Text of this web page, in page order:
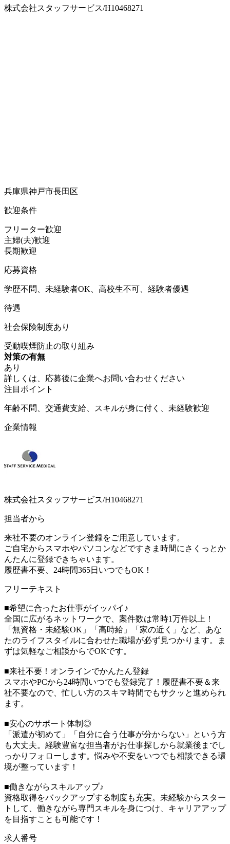
株式会社スタッフサービス/H10468271
兵庫県神戸市長田区
歓迎条件
フリーター歓迎
主婦(夫)歓迎
長期歓迎
応募資格
学歴不問、未経験者OK、高校生不可、経験者優遇
待遇
社会保険制度あり
受動喫煙防止の取り組み
対策の有無
あり
詳しくは、応募後に企業へお問い合わせください
注目ポイント
年齢不問、交通費支給、スキルが身に付く、未経験歓迎
企業情報
株式会社スタッフサービス/H10468271
担当者から
来社不要のオンライン登録をご用意しています。
ご自宅からスマホやパソコンなどですきま時間にさくっとか
んたんに登録できちゃいます。
履歴書不要、24時間365日いつでもOK！
フリーテキスト
■希望に合ったお仕事がイッパイ♪
全国に広がるネットワークで、案件数は常時1万件以上！
「無資格・未経験OK」「高時給」「家の近く」など、あな
たのライフスタイルに合わせた職場が必ず見つかります。ま
ずは気軽なご相談からでOKです。
■来社不要！オンラインでかんたん登録
スマホやPCから24時間いつでも登録完了！履歴書不要＆来
社不要なので、忙しい方のスキマ時間でもサクッと進められ
ます。
■安心のサポート体制◎
「派遣が初めて」「自分に合う仕事が分からない」という方
も大丈夫。経験豊富な担当者がお仕事探しから就業後までし
っかりフォローします。悩みや不安をいつでも相談できる環
境が整っています！
■働きながらスキルアップ♪
資格取得をバックアップする制度も充実。未経験からスター
トして、働きながら専門スキルを身につけ、キャリアアップ
を目指すことも可能です！
求人番号